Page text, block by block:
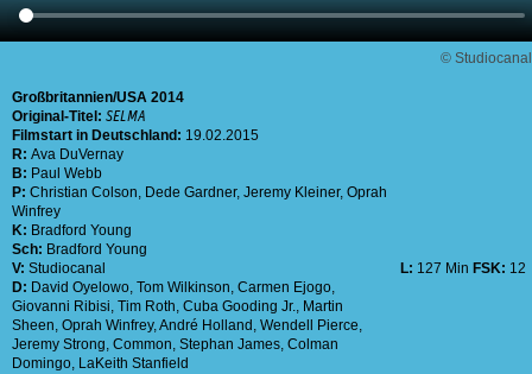
© Studiocanal
Großbritannien USA 2014
Original-Titel: SELMA
Filmstart in Deutschland: 19.02.2015
R: Ava DuVernay
B: Paul Webb
P: Christian Colson, Dede Gardner, Jeremy Kleiner, Oprah
Winfrey
K: Bradford Young
Sch: Bradford Young
V: Studiocanal L: 127 Min FSK: 12
D: David Oyelowo, Tom Wilkinson, Carmen Ejogo,
Giovanni Ribisi, Tim Roth, Cuba Gooding Jr., Martin
Sheen, Oprah Winfrey,André Holland , Wendell Pierce,
Jeremy Strong, Common, Stephan James, Colman
Domingo, LaKeith Stanfield